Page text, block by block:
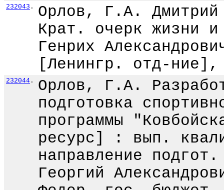
232043 .
Орлов, Г.А. Дмитрий
Крат. очерк жизни
Генрих
[Ленингр. отд-
232044 .
Орлов, Г.А.
подготовка
программы
ресурс] : вып.
направление
Георгий